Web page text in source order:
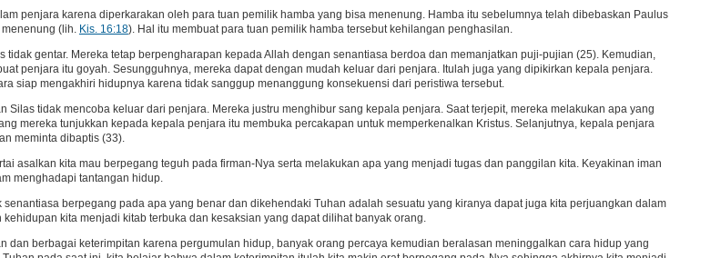
penjara karena diperkarakan oleh para tuan pemilik hamba yang bisa menenung. Hamba itu sebelumnya telah dibebaskan Paulus
(lih. Kis. 16:18). Hal itu membuat para tuan pemilik hamba tersebut kehilangan penghasilan.
tidak gentar. Mereka tetap berpengharapan kepada Allah dengan senantiasa berdoa dan memanjatkan puji-pujian (25). Kemudian,
penjara itu goyah. Sesungguhnya, mereka dapat dengan mudah keluar dari penjara. Itulah juga yang dipikirkan kepala penjara.
siap mengakhiri hidupnya karena tidak sanggup menanggung konsekuensi dari peristiwa tersebut.
Silas tidak mencoba keluar dari penjara. Mereka justru menghibur sang kepala penjara. Saat terjepit, mereka melakukan apa yang
mereka tunjukkan kepada kepala penjara itu membuka percakapan untuk memperkenalkan Kristus. Selanjutnya, kepala penjara
meminta dibaptis (33).
asalkan kita mau berpegang teguh pada firman-Nya serta melakukan apa yang menjadi tugas dan panggilan kita. Keyakinan iman
menghadapi tantangan hidup.
senantiasa berpegang pada apa yang benar dan dikehendaki Tuhan adalah sesuatu yang kiranya dapat juga kita perjuangkan dalam
kita menjadi kitab terbuka dan kesaksian yang dapat dilihat banyak orang.
dan berbagai keterimpitan karena pergumulan hidup, banyak orang percaya kemudian beralasan meninggalkan cara hidup yang